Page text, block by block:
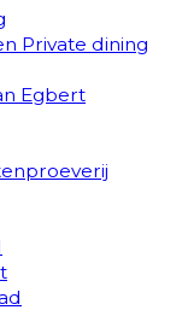
Private dining
Egbert